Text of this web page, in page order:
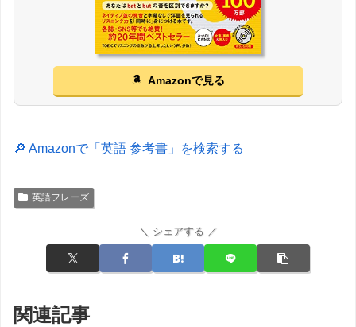
Amazonで見る
🔎 Amazonで「英語 参考書」を検索する
英語フレーズ
＼ シェアする ／
関連記事